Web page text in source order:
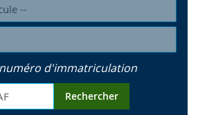
d'immatriculation
Rechercher